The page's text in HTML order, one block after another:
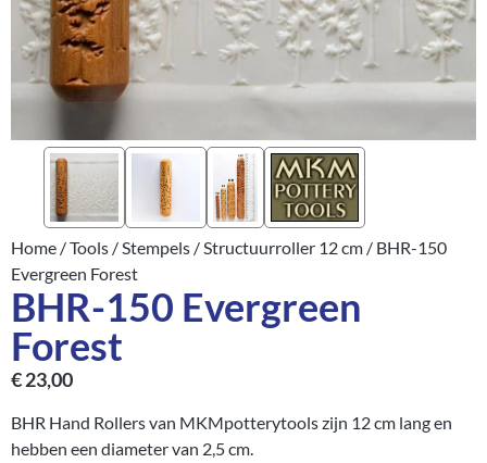
Home /Tools /Stempels /Structuurroller 12 cm / BHR-150
Evergreen Forest
BHR-150 Evergreen
Forest
€23,00
BHR Hand Rollers van MKMpotterytools zijn 12 cm lang en
hebben een diameter van 2,5 cm.